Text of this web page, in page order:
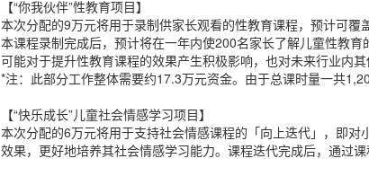
【“你我伙伴”性教育项目】
本次分配的9万元将用于录制供家长观看的性教育课程，预计可覆
本课程录制完成后，预计将在一年内使200名家长了解儿童性教
可能对于提升性教育课程的效果产生积极影响，也对未来行业内其
*注：此部分工作整体需要约17.3万元资金。由于总课时量一共
【“快乐成长”儿童社会情感学习项目】
本次分配的6万元将用于支持社会情感课程的「向上迭代」，即
效果，更好地培养其社会情感学习能力。课程迭代完成后，通过